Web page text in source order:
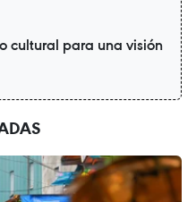
cultural para una visión